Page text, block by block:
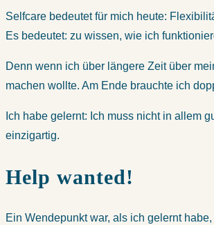
Selfcare bedeutet für mich heute:
Es bedeutet: zu wissen, wie ich
Denn wenn ich über längere Zeit über
machen wollte. Am Ende brauchte ich
Ich habe gelernt: Ich muss nicht in allem
einzigartig.
Help wanted!
Ein Wendepunkt war, als ich gelernt